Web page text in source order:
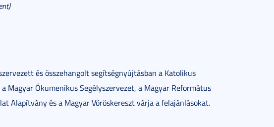
és összehangolt segítségnyújtásban a Katolikus
Magyar Ökumenikus Segélyszervezet, a Magyar Református
Alapítvány és a Magyar Vöröskereszt várja a felajánlásokat.